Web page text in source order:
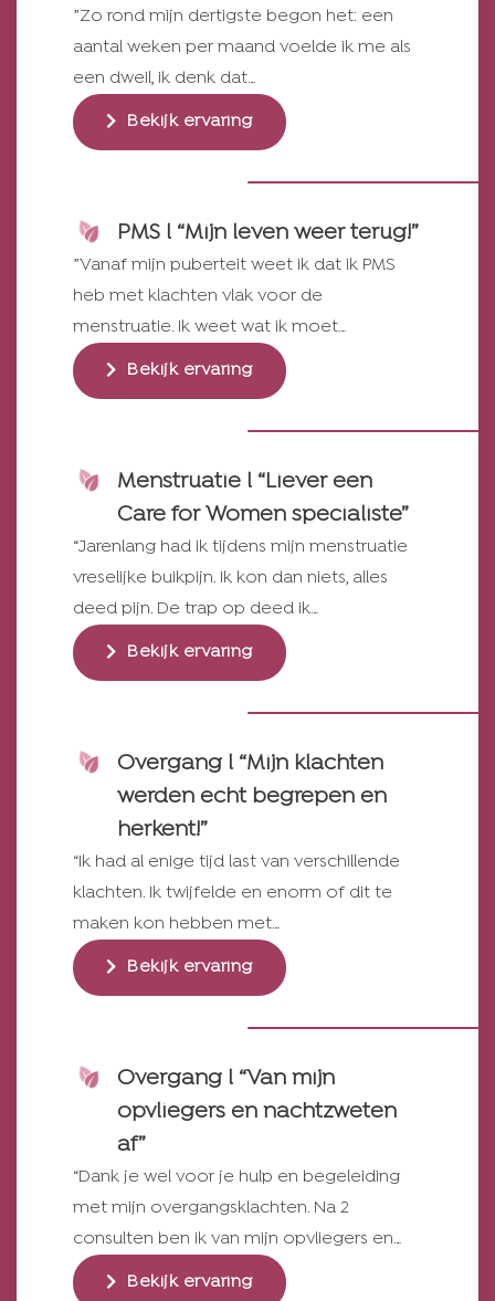
”Zo rond mijn dertigste begon het: een
aantal weken per maand voelde ik me als
een dweil, ik denk dat…
Bekijk ervaring
PMS l “Mijn leven weer terug!”
”Vanaf mijn puberteit weet ik dat ik PMS
heb met klachten vlak voor de
menstruatie. Ik weet wat ik moet…
Bekijk ervaring
Menstruatie l “Liever een
Care for Women specialiste”
“Jarenlang had ik tijdens mijn menstruatie
vreselijke buikpijn. Ik kon dan niets, alles
deed pijn. De trap op deed ik…
Bekijk ervaring
Overgang l “Mijn klachten
werden echt begrepen en
herkent!”
“Ik had al enige tijd last van verschillende
klachten. Ik twijfelde en enorm of dit te
maken kon hebben met…
Bekijk ervaring
Overgang l “Van mijn
opvliegers en nachtzweten
af”
“Dank je wel voor je hulp en begeleiding
met mijn overgangsklachten. Na 2
consulten ben ik van mijn opvliegers en…
Bekijk ervaring